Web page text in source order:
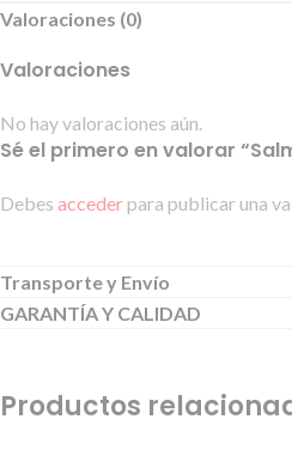
Valoraciones (0)
Valoraciones
No hay valoraciones aún.
Sé el primero en valorar
Debes acceder para publicar una
Transporte y Envío
GARANTÍA Y CALIDAD
Productos